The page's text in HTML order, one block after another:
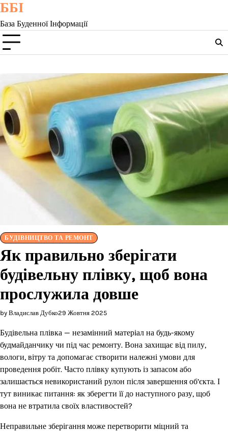
Skip
content
ББІ
База Буденної Інформації
БУДІВНИЦТВО ТА РЕМОНТ
Як правильно зберігати
будівельну плівку, щоб вона
прослужила довше
by Владислав Дубко29 Жовтня 2025
Будівельна плівка — незамінний матеріал на будь-якому
будмайданчику чи під час ремонту. Вона захищає від пилу,
вологи, вітру та допомагає створити належні умови для
проведення робіт. Часто плівку купують із запасом або
залишається невикористаний рулон після завершення об’єкта. І
тут виникає питання: як зберегти її до наступного разу, щоб
вона не втратила своїх властивостей?
Неправильне зберігання може перетворити міцний та